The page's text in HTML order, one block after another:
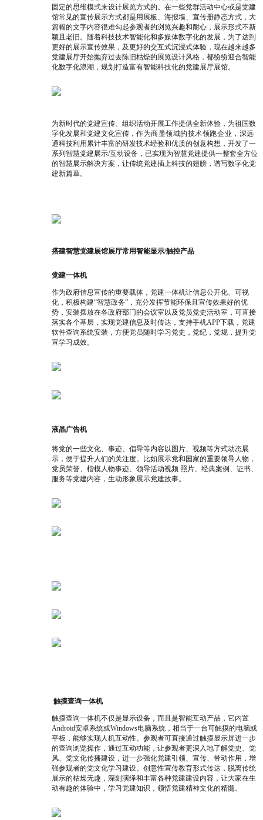
固定的思维模式来设计展览方式的。在一些党群活动中心或是党建
馆常见的宣传展示方式都是用展板、海报墙、宣传册静态方式，大
篇幅的文字内容很难勾起参观者的浏览兴趣和耐心，展示形式不新
颖且老旧。随着科技技术智能化和多媒体数字化的发展，为了达到
更好的展示宣传效果，及更好的交互式沉浸式体验，现在越来越多
党建展厅开始抛弃过去陈旧枯燥的展览设计风格，都纷纷迎合智能
化数字化浪潮，规划打造富有智能科技化的党建展厅展馆。
为新时代的党建宣传、组织活动开展工作提供全新体验，为祖国数
字化发展和党建文化宣传， 作为商显领域的技术领跑企业， 深远
通科技利用累计丰富的研发技术经验和优质的创意构想，开发了一
系列智慧党建展示/互动设备，已实现为智慧党建提供一整套全方位
的智慧展示解决方案，让传统党建插上科技的翅膀，谱写数字化党
建新篇章。
搭建智慧党建展馆展厅常用智能显示/触控产品
党建一体机
作为政府信息宣传的重要载体，党建一体机让信息公开化、可视
化，积极构建“智慧政务”，充分发挥节能环保且宣传效果好的优
势，安装摆放在各政府部门的会议室以及党员党史活动室，可直接
落实各个基层，实现党建信息及时传达，支持手机APP下载，党建
软件查询系统安装，方便党员随时学习党史，党纪，党规，提升党
宣学习成效。
液晶广告机
将党的一些文化、事迹、倡导等内容以图片、视频等方式动态展
示，便于提升人们的关注度。比如展示党和国家的重要领导人物，
党员荣誉、楷模人物事迹、领导活动视频 照片、经典案例、证书、
服务等党建内容，生动形象展示党建故事。
触摸查询一体机
触摸查询一体机不仅是显示设备，而且是智能互动产品，它内置
Android安卓系统或Windows电脑系统，相当于一台可触摸的电脑或
平板，能够实现人机互动性。参观者可直接通过触摸显示屏进一步
的查询浏览操作，通过互动功能，让参观者更深入地了解党史、党
风、党文化传播建设， 进一步强化党建引领、宣传、带动作用，增
强参观者的党文化学习建设。创意性宣传教育形式传达，脱离传统
展示的枯燥无趣，深刻演绎和丰富各种党建建设内容，让大家在生
动有趣的体验中，学习党建知识，领悟党建精神文化的精髓。